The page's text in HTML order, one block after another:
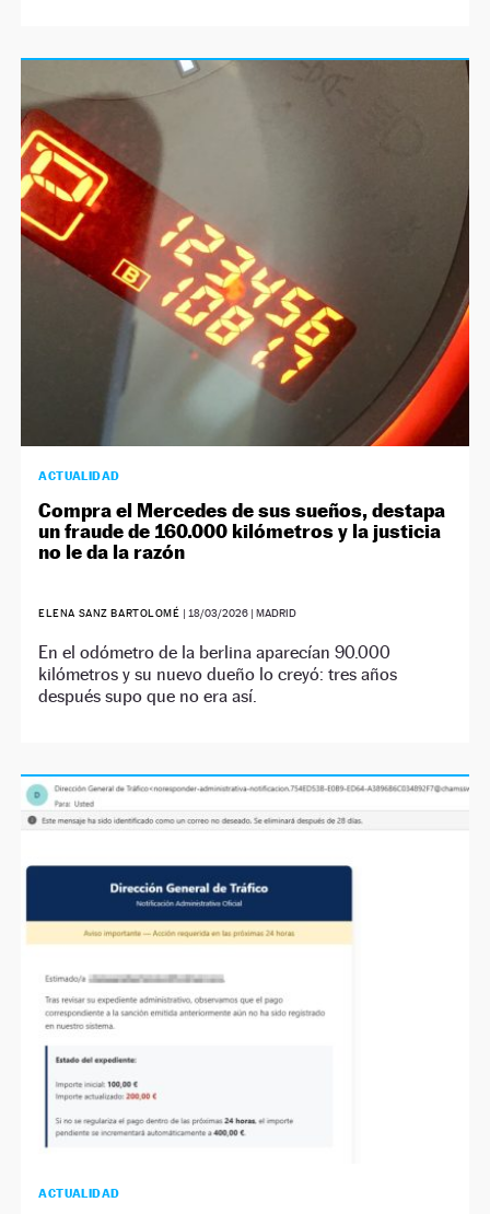
ACTUALIDAD
Compra el Mercedes de sus sueños, destapa
un fraude de 160.000 kilómetros y la justicia
no le da la razón
ELENA SANZ BARTOLOMÉ | 18/03/2026| MADRID
En el odómetro de la berlina aparecían 90.000
kilómetros y su nuevo dueño lo creyó: tres años
después supo que no era así.
ACTUALIDAD